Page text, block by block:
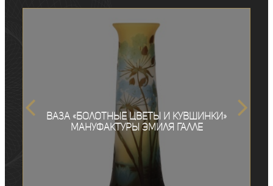
Ваза «Болотные цветы и кувшинки»
мануфактуры Эмиля Галле